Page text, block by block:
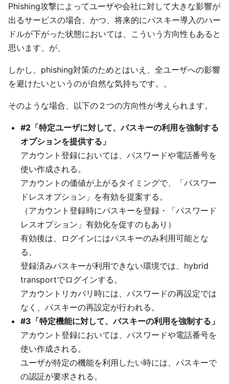
Phishing攻撃によってユーザや会社に対して大きな影響が
出るサービスの場合、かつ、将来的にパスキー導入のハー
ドルが下がった状態においては、こういう方向性もあると
思います、が、
しかし、phishing対策のためとはいえ、全ユーザへの影響
を避けたいというのが自然な気持ちです。。
そのような場合、以下の２つの方向性が考えられます。
#2「特定ユーザに対して、パスキーの利用を強制する
オプションを提供する」
アカウント登録においては、パスワードや電話番号を
使い作成される。
アカウントの価値が上がるタイミングで、「パスワー
ドレスオプション」を有効を提案する。
（アカウント登録時にパスキーを登録・「パスワード
レスオプション」有効化を促すのもあり）
有効後は、ログインにはパスキーのみ利用可能とな
る。
登録済みパスキーが利用できない環境では、hybrid
transportでログインする。
アカウントリカバリ時には、パスワードの再設定では
なく、パスキーの再設定が行われる。
#3「特定機能に対して、パスキーの利用を強制する」
アカウント登録においては、パスワードや電話番号を
使い作成される。
ユーザが特定の機能を利用したい時には、パスキーで
の認証が要求される。